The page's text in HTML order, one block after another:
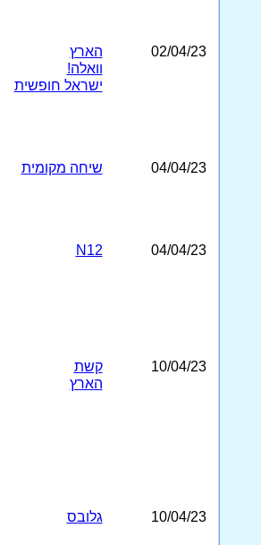
02/04/23
הארץ
וואלה!
ישראל חופשית
04/04/23 שיחה מקומית
04/04/23
N12
10/04/23
קשת
הארץ
10/04/23 גלובס